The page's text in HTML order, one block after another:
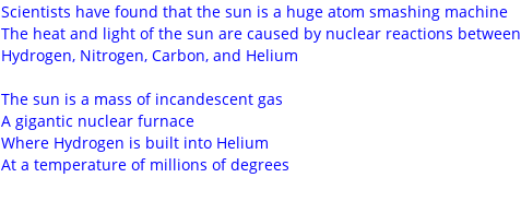
Scientists have found that the sun is a huge atom smashing machine
The heat and light of the sun are caused by nuclear reactions between
Hydrogen, Nitrogen, Carbon, and Helium
The sun is a mass of incandescent gas
A gigantic nuclear furnace
Where Hydrogen is built into Helium
At a temperature of millions of degrees